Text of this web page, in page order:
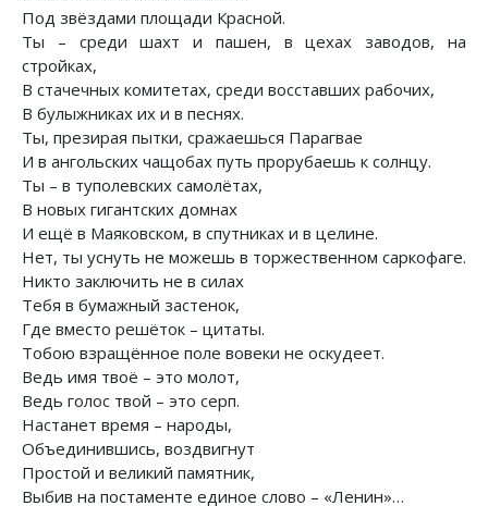
Под звёздами площади Красной.
Ты – среди шахт и пашен, в цехах заводов, на
стройках,
В стачечных комитетах, среди восставших рабочих,
В булыжниках их и в песнях.
Ты, презирая пытки, сражаешься Парагвае
И в ангольских чащобах путь прорубаешь к солнцу.
Ты – в туполевских самолётах,
В новых гигантских домнах
И ещё в Маяковском, в спутниках и в целине.
Нет, ты уснуть не можешь в торжественном саркофаге.
Никто заключить не в силах
Тебя в бумажный застенок,
Где вместо решёток – цитаты.
Тобою взращённое поле вовеки не оскудеет.
Ведь имя твоё – это молот,
Ведь голос твой – это серп.
Настанет время – народы,
Объединившись, воздвигнут
Простой и великий памятник,
Выбив на постаменте единое слово – «Ленин»…